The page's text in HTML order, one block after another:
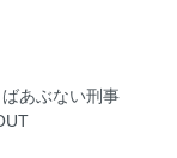
あぶない刑事